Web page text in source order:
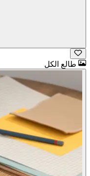
طالع الكل